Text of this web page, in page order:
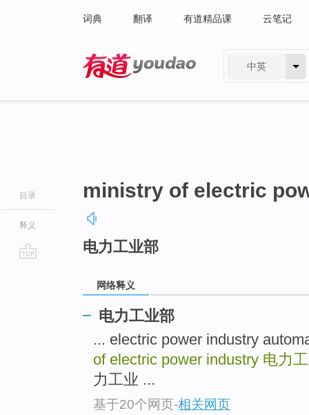
词典 翻译 有道精品课 云笔记
中英
目录
释义
ministry of electric
电力工业部
网络释义
电力工业部
... electric power industry
of electric power industry 电力
力工业 ...
基于20个网页-相关网页